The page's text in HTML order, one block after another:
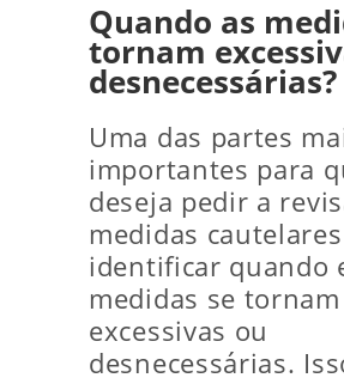
Quando as
tornam
desnecessárias?
Uma das partes
importantes para
deseja pedir a
medidas
identificar quando
medidas se tornam
excessivas ou
desnecessárias.